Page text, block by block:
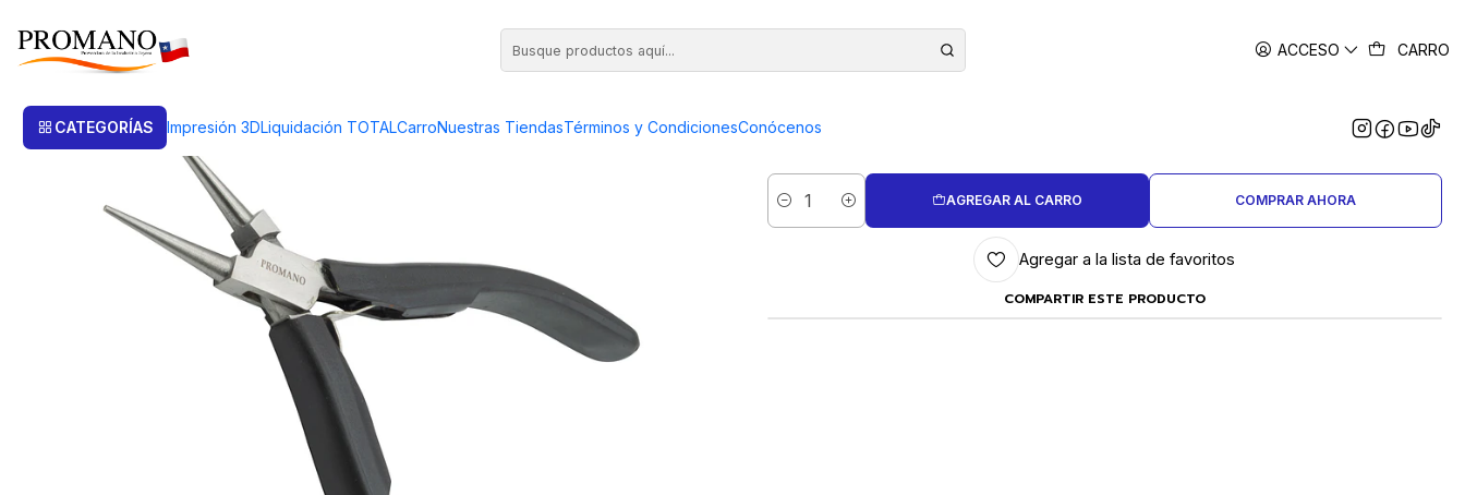
ACCESO CARRO
CATEGORÍAS Impresión 3DLiquidación TOTALCarroNuestras TiendasTérminos y CondicionesConócenosALICATE JOYERO PUNTA REDONDA EXTRA
Cantidad
AGREGAR AL CARRO COMPRAR AHORA
Agregar a la lista de favoritos
COMPARTIR ESTE PRODUCTO